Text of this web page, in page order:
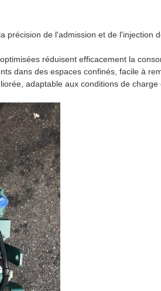
précision de l'admission et de
réduisent efficacement la
dans des espaces confinés, facile à
adaptable aux conditions de charge